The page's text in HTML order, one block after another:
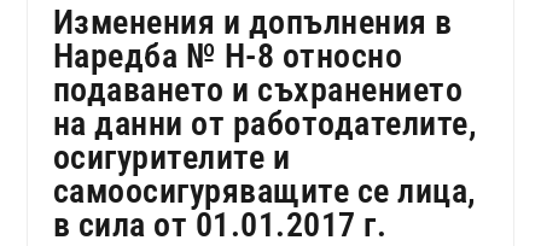
Изменения и допълнения в
Наредба № Н-8 относно
подаването и съхранението
на данни от работодателите,
осигурителите и
самоосигуряващите се лица,
в сила от 01.01.2017 г.